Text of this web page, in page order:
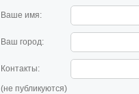
Ваше имя:
Ваш город:
Контакты:
(не публикуются)